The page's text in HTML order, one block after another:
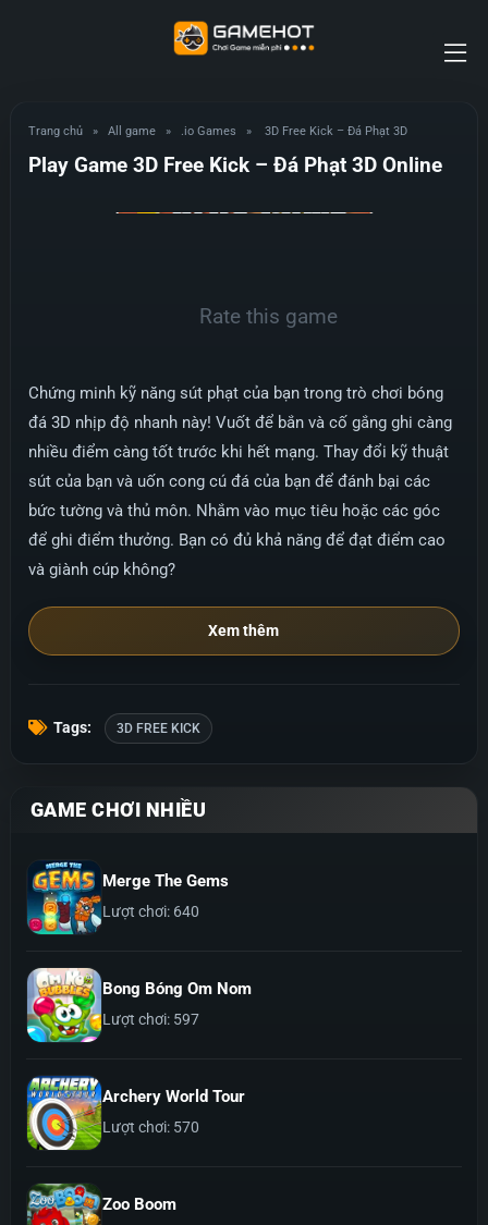
Trang chủ » All game » .io Games » 3D Free Kick – Đá Phạt 3D
Play Game 3D Free Kick – Đá Phạt 3D Online
Rate this game
Chứng minh kỹ năng sút phạt của bạn trong trò chơi bóng
đá 3D nhịp độ nhanh này! Vuốt để bắn và cố gắng ghi càng
nhiều điểm càng tốt trước khi hết mạng. Thay đổi kỹ thuật
sút của bạn và uốn cong cú đá của bạn để đánh bại các
bức tường và thủ môn. Nhắm vào mục tiêu hoặc các góc
để ghi điểm thưởng. Bạn có đủ khả năng để đạt điểm cao
và giành cúp không?
Xem thêm
Tags: 3D FREE KICK
GAME CHƠI NHIỀU
Merge The Gems
Lượt chơi: 640
Bong Bóng Om Nom
Lượt chơi: 597
Archery World Tour
Lượt chơi: 570
Zoo Boom